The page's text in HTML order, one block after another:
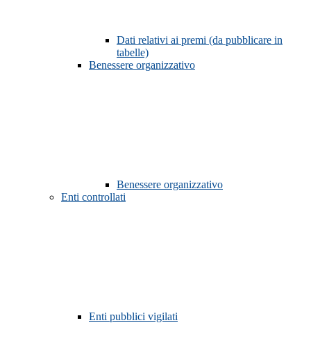
Dati relativi ai premi (da pubblicare in
tabelle)
Benessere organizzativo
Benessere organizzativo
Enti controllati
Enti pubblici vigilati